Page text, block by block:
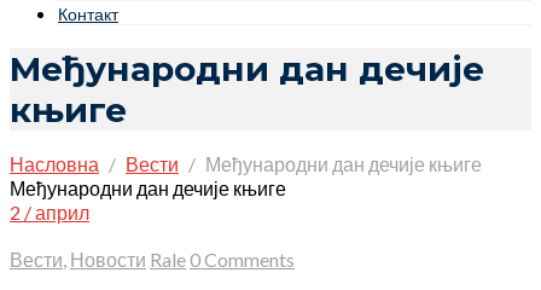
Контакт
Међународни дан дечије
књиге
Насловна Вести
Међународни дан дечије књиге
Међународни дан дечије књиге
2 / април
Вести, Новости Rale0 Comments